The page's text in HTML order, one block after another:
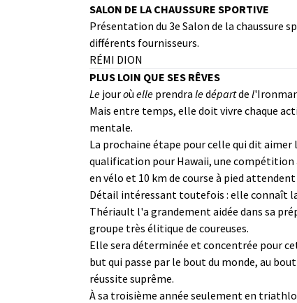
SALON DE LA CHAUSSURE SPORTIVE
Présentation du 3e Salon de la chaussure
différents fournisseurs.
RÉMI DION
PLUS LOIN QUE SES RÊVES
Le jouroù elle prendra ledépartde l
Mais entre temps, elle doit vivre chaque
mentale.
La prochaine étape pour celle qui dit
qualification pour Hawaii, une compétition
en vélo et 10 km de course à pied
Détail intéressant toutefois : elle connaît
Thériault l'a grandement aidée dans sa
groupe très élitique de coureuses.
Elle sera déterminée et concentrée pour
but qui passe par le bout du monde, au
réussite suprême.
À sa troisième année seulement en